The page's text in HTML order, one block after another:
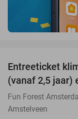
Entreeticket
(vanaf 2,5 jaar)
Fun Forest
Amstelveen